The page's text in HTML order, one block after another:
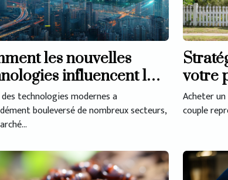
les nouvelles
influencent le
immobilier
technologies modernes a
bouleversé de nombreux secteurs,
votre
Acheter
couple